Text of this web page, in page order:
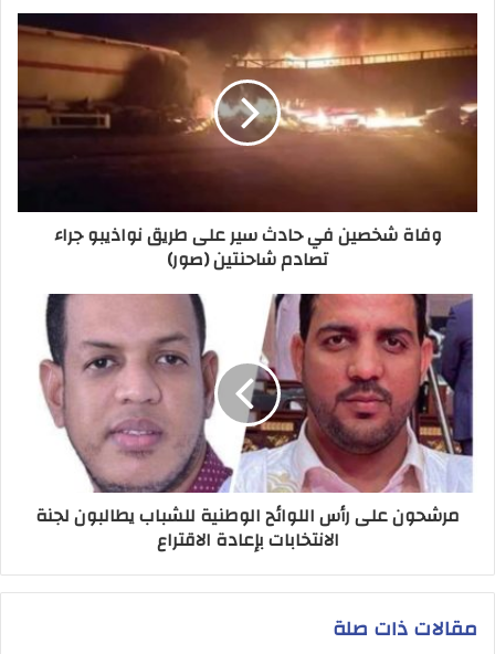
وفاة شخصين في حادث سير على طريق نواذيبو جراء
تصادم شاحنتين (صور)
مرشحون على رأس اللوائح الوطنية للشباب يطالبون لجنة
الانتخابات بإعادة الاقتراع
مقالات ذات صلة